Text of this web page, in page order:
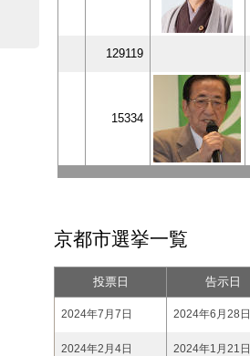
129119
15334
京都市選挙一覧
投票日 告示日
2024年7月7日 2024年6月28日
2024年2月4日 2024年1月21日